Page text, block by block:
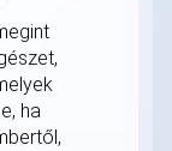
ha